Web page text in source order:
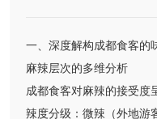
一、深度解构成都食客的
麻辣层次的多维分析
成都食客对麻辣的接受度
辣度分级：微辣（外地游